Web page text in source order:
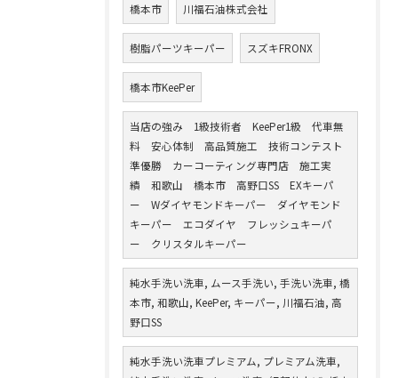
橋本市 川福石油株式会社
樹脂パーツキーパー スズキFRONX
橋本市KeePer
当店の強み 1級技術者 KeePer1級 代車無
料 安心体制 高品質施工 技術コンテスト
準優勝 カーコーティング専門店 施工実
績 和歌山 橋本市 高野口SS EXキーパ
ー Wダイヤモンドキーパー ダイヤモンド
キーパー エコダイヤ フレッシュキーパ
ー クリスタルキーパー
純水手洗い洗車, ムース手洗い, 手洗い洗車, 橋
本市, 和歌山, KeePer, キーパー, 川福石油, 高
野口SS
純水手洗い洗車プレミアム, プレミアム洗車,